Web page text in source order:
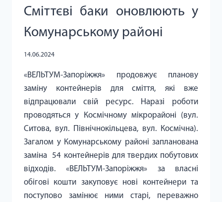
Сміттєві баки оновлюють у
Комунарському районі
14.06.2024
«ВЕЛЬТУМ-Запоріжжя» продовжує планову
заміну контейнерів для сміття, які вже
відпрацювали свій ресурс. Наразі роботи
проводяться у Космічному мікрорайоні (вул.
Ситова, вул. Північнокільцева, вул. Космічна).
Загалом у Комунарському районі запланована
заміна 54 контейнерів для твердих побутових
відходів. «ВЕЛЬТУМ-Запоріжжя» за власні
обігові кошти закуповує нові контейнери та
поступово замінює ними старі, переважно